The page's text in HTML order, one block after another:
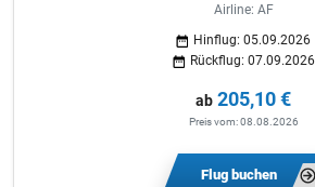
Airline: AF
Hinflug: 05.09.2026
Rückflug: 07.09.2026
ab 205,10 €
Preis vom: 08.08.2026
Flug buchen